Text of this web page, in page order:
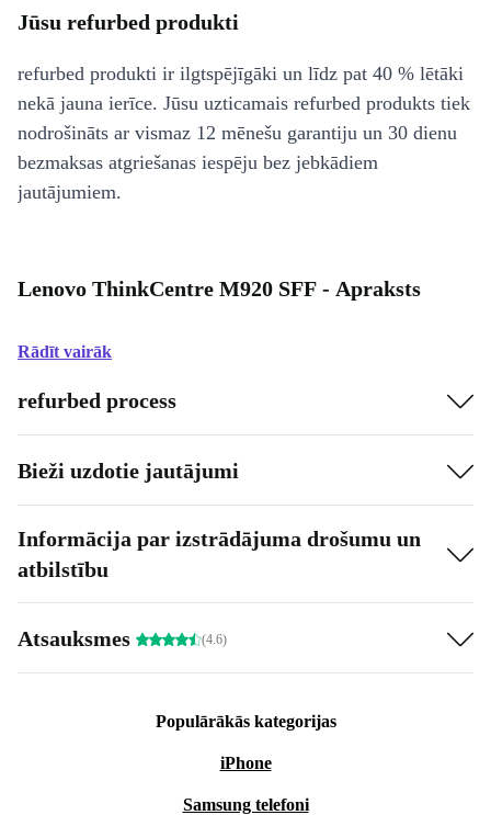
Jūsu refurbed produkti
refurbed produkti ir ilgtspējīgāki un līdz pat 40 % lētāki
nekā jauna ierīce. Jūsu uzticamais refurbed produkts tiek
nodrošināts ar vismaz 12 mēnešu garantiju un 30 dienu
bezmaksas atgriešanas iespēju bez jebkādiem
jautājumiem.
Lenovo ThinkCentre M920 SFF - Apraksts
Rādīt vairāk
refurbed process
Bieži uzdotie jautājumi
Informācija par izstrādājuma drošumu un
atbilstību
Atsauksmes (4.6)
Populārākās kategorijas
iPhone
Samsung telefoni